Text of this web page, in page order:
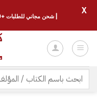
للمحتوى
البحث
عن:
| شحن مجاني للطلبات +300 ريال | تغليف مجاني للطلبات +150 ريال |
X